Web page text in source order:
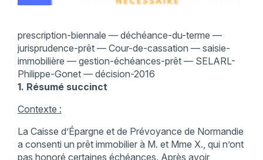
prescription-biennale — déchéance-du-terme —
jurisprudence-prêt — Cour-de-cassation — saisie-
immobilière — gestion-échéances-prêt — SELARL-
Philippe-Gonet — décision-2016
1. Résumé succinct
Contexte :
La Caisse d’Épargne et de Prévoyance de Normandie
a consenti un prêt immobilier à M. et Mme X., qui n’ont
pas honoré certaines échéances. Après avoir